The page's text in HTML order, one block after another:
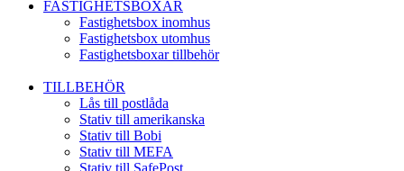
FASTIGHETSBOXAR
Fastighetsbox inomhus
Fastighetsbox utomhus
Fastighetsboxar tillbehör
TILLBEHÖR
Lås till postlåda
Stativ till amerikanska
Stativ till Bobi
Stativ till MEFA
Stativ till SafePost